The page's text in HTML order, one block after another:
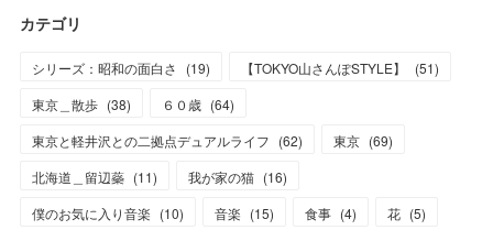
カテゴリ
シリーズ：昭和の面白さ (19) 【TOKYO山さんぽSTYLE】 (51)
東京＿散歩 (38) ６０歳 (64)
東京と軽井沢との二拠点デュアルライフ (62) 東京 (69)
北海道＿留辺蘂 (11) 我が家の猫 (16)
僕のお気に入り音楽 (10) 音楽 (15) 食事 (4) 花 (5)